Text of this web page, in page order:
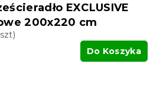
EXCLUSIVE
200x220 cm
Do Koszyka